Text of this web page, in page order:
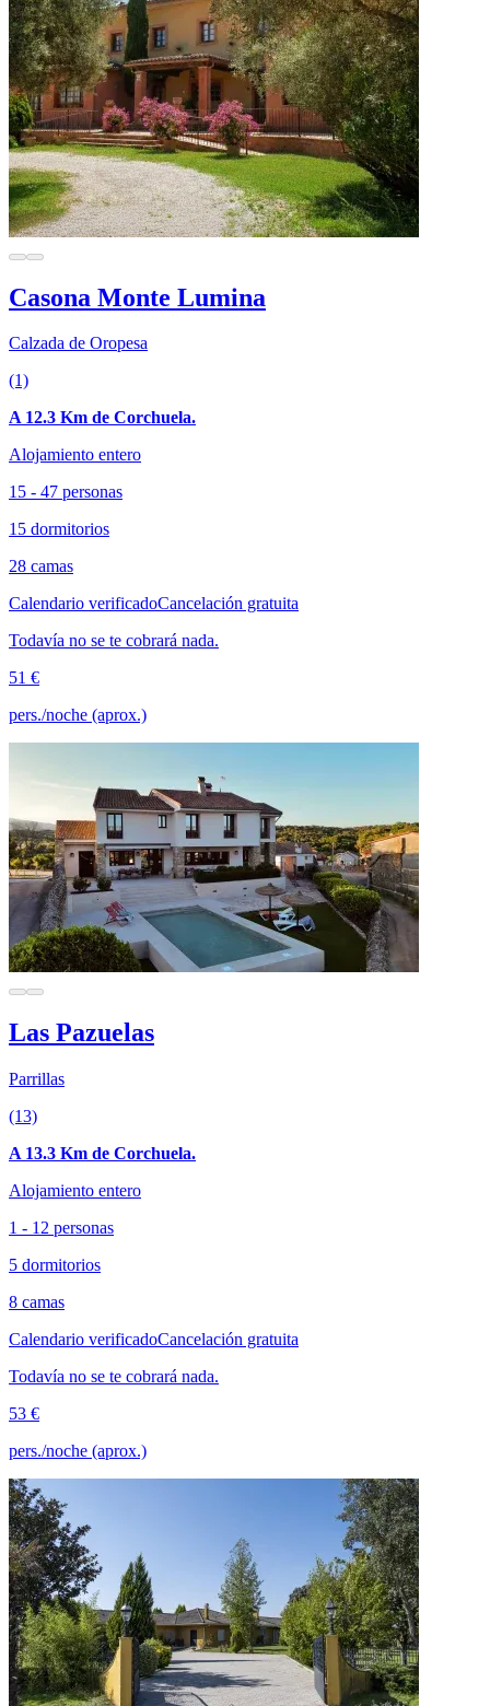
Casona Monte Lumina
Calzada de Oropesa
(1)
A 12.3 Km de Corchuela.
Alojamiento entero
15 - 47 personas
15 dormitorios
28 camas
Calendario verificadoCancelación gratuita
Todavía no se te cobrará nada.
51 €
pers./noche (aprox.)
Las Pazuelas
Parrillas
(13)
A 13.3 Km de Corchuela.
Alojamiento entero
1 - 12 personas
5 dormitorios
8 camas
Calendario verificadoCancelación gratuita
Todavía no se te cobrará nada.
53 €
pers./noche (aprox.)